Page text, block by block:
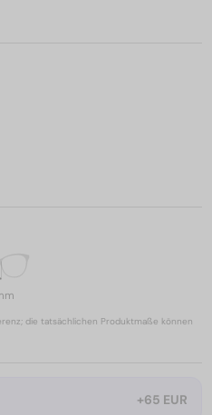
die tatsächlichen Produktmaße können
+65 EUR